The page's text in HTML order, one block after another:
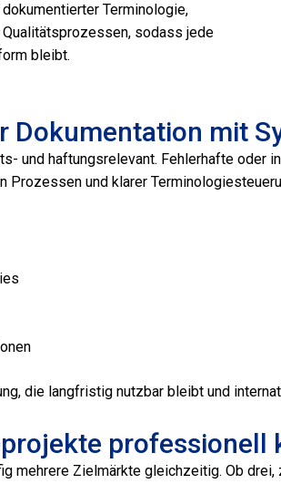
Terminologie,
sodass jede
bleibt.
Dokumentation mit
und haftungsrelevant. Fehlerhafte oder
Prozessen und klarer
die langfristig nutzbar bleibt und
professionell
mehrere Zielmärkte gleichzeitig. Ob